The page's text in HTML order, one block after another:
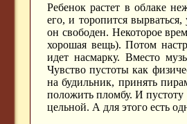
Ребенок растет в облаке
его, и торопится
он свободен. Некоторое
хорошая вещь). Потом
идет насмарку. Вместо
Чувство пустоты как
на будильник, принять
положить пломбу. И
цельной. А для этого есть